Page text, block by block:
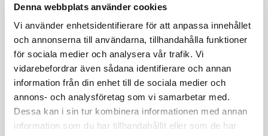
Denna webbplats använder cookies
Vi använder enhetsidentifierare för att anpassa innehållet
och annonserna till användarna, tillhandahålla funktioner
för sociala medier och analysera vår trafik. Vi
vidarebefordrar även sådana identifierare och annan
information från din enhet till de sociala medier och
annons- och analysföretag som vi samarbetar med.
Dessa kan i sin tur kombinera informationen med annan
information som du har tillhandahållit eller som de har
Möt våra medarbetare